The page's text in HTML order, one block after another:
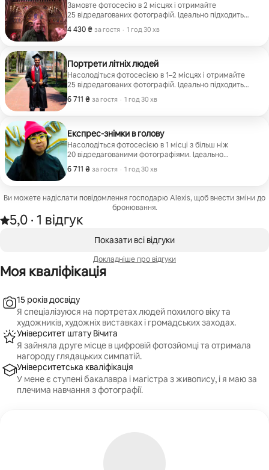
Замовте фотосесію в 2 місцях і отримайте
25 відредагованих фотографій. Ідеально підходить
для швидких портретів на відпочинку, індивідуальних
мандрівників, пар і туристичних блогерів.
4 430 ₴ за гостя
4 430 ₴ за гостя
, · 1 год 30 хв
Портрети літніх людей
Насолодіться фотосесією в 1–2 місцях і отримайте
25 відредагованих фотографій. Ідеально підходить
для старшокласників або випускників коледжу, які
хочуть відзначити свою важливу подію в цей
6 711 ₴ за гостя
6 711 ₴ за гостя
, · 1 год 30 хв
Експрес-знімки в голову
Насолодіться фотосесією в 1 місці з більш ніж
20 відредагованими фотографіями. Ідеально
підходить для тих, хто хоче оновити свій бізнес-
профіль або сторінки в соціальних мережах за
робочому середовищі!
6 711 ₴ за гостя
6 711 ₴ за гостя
, · 1 год 30 хв
Ви можете надіслати повідомлення господарю Alexis, щоб внести зміни до
бронювання.
Оцінка: 5,0 з 5 зірок на основі 1 відгуку.
5,0
, · 1 відгук
Показати всі відгуки
Докладніше про відгуки
Моя кваліфікація
15 років досвіду
Я спеціалізуюся на портретах людей похилого віку та
художників, художніх виставках і громадських заходах.
Університет штату Вічита
Я зайняла друге місце в цифровій фотозйомці та отримала
нагороду глядацьких симпатій.
Університетська кваліфікація
У мене є ступені бакалавра і магістра з живопису, і я маю за
плечима навчання з фотографії.